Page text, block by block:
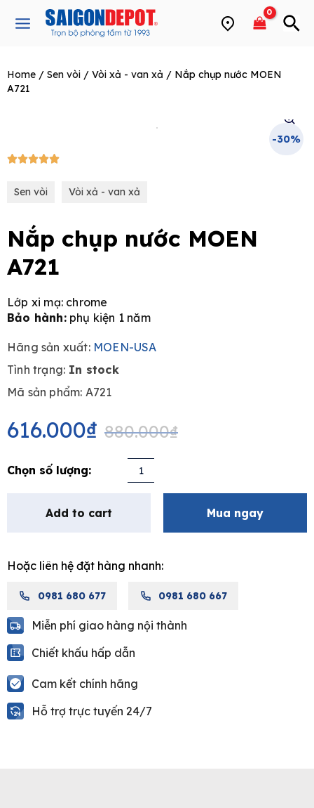
Main
Home / Sen vòi / Vòi xả - van xả / Nắp chụp nước MOEN
A721
-30%
5/5
Sen vòi Vòi xả - van xả
Nắp chụp nước MOEN
A721
Lớp xi mạ: chrome
Bảo hành:phụ kiện 1 năm
Hãng sản xuất:MOEN-USA
Tình trạng: In stock
Mã sản phẩm: A721
880.000₫
Original
price
was:
880.000₫.
616.000₫
Current
price
is:
616.000₫.
MOEN
Add to cart Mua ngay
Hoặc liên hệ đặt hàng nhanh:
0981 680 677 0981 680 667
Miễn phí giao hàng nội thành
Chiết khấu hấp dẫn
Cam kết chính hãng
Hỗ trợ trực tuyến 24/7